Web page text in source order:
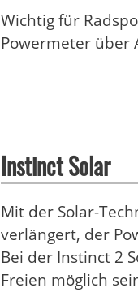
Wichtig für
Powermeter über
Instinct Solar
Mit der Solar-
verlängert, der
Bei der Instinct 2
Freien möglich